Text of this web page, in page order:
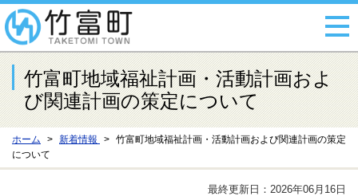
竹富町地域福祉計画・活動計画およ
び関連計画の策定について
ホーム 新着情報
竹富町地域福祉計画・活動計画および関連計画の策定
について
最終更新日：2026年06月16日